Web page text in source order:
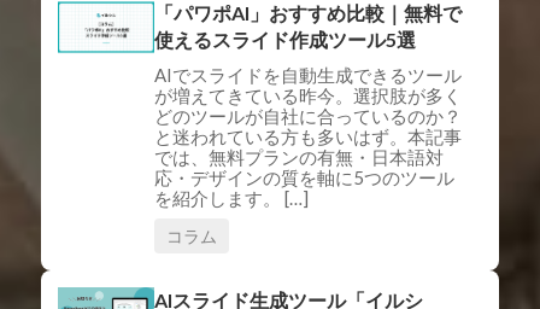
「パワポAI」おすすめ比較｜無料で
使えるスライド作成ツール5選
AIでスライドを自動生成できるツール
が増えてきている昨今。選択肢が多く
どのツールが自社に合っているのか？
と迷われている方も多いはず。本記事
では、無料プランの有無・日本語対
応・デザインの質を軸に5つのツール
を紹介します。 […]
コラム
AIスライド生成ツール「イルシ